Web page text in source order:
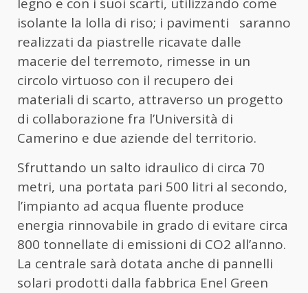
isolante la lolla di riso; i pavimenti saranno
realizzati da piastrelle ricavate dalle
macerie del terremoto, rimesse in un
circolo virtuoso con il recupero dei
materiali di scarto, attraverso un progetto
di collaborazione fra l’Università di
Camerino e due aziende del territorio.
Sfruttando un salto idraulico di circa 70
metri, una portata pari 500 litri al secondo,
l’impianto ad acqua fluente produce
energia rinnovabile in grado di evitare circa
800 tonnellate di emissioni di CO2 all’anno.
La centrale sarà dotata anche di pannelli
solari prodotti dalla fabbrica Enel Green